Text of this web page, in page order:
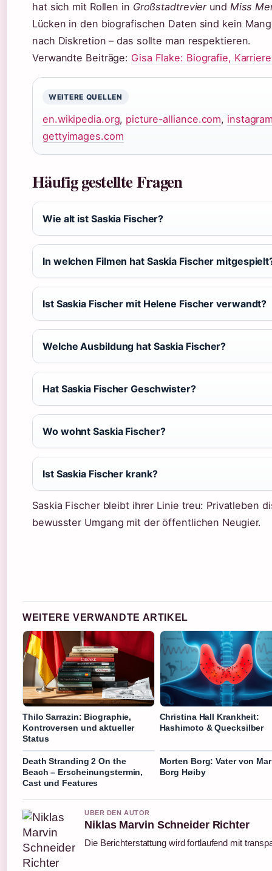
hat sich mit Rollen in Großstadtrevierund Miss
Lücken in den biografischen Daten sind kein
nach Diskretion – das sollte man respektieren.
Verwandte Beiträge: Gisa Flake: Biografie,
WEITERE QUELLEN
en.wikipedia.org, picture-alliance.com,
gettyimages.com
Häufig gestellte Fragen
Wie alt ist Saskia Fischer?
In welchen Filmen hat Saskia Fischer
Ist Saskia Fischer mit Helene Fischer verwandt?
Welche Ausbildung hat Saskia Fischer?
Hat Saskia Fischer Geschwister?
Wo wohnt Saskia Fischer?
Ist Saskia Fischer krank?
Saskia Fischer bleibt ihrer Linie treu: Privatleben
bewusster Umgang mit der öffentlichen Neugier.
WEITERE VERWANDTE ARTIKEL
Thilo Sarrazin: Biographie,
Kontroversen und aktueller
Status
Christina Hall Krankheit:
Hashimoto & Quecksilber
Death Stranding 2 On the
Beach – Erscheinungstermin,
Cast und Features
Morten Borg: Vater von
Borg Høiby
UBER DEN AUTOR
Niklas Marvin Schneider Richter
Die Berichterstattung wird fortlaufend mit